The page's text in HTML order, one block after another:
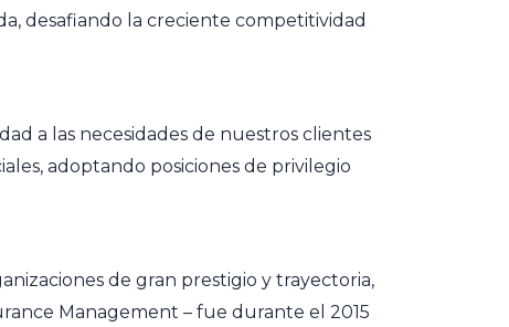
desafiando la creciente competitividad
a las necesidades de nuestros clientes
adoptando posiciones de privilegio
de gran prestigio y trayectoria,
Management – fue durante el 2015